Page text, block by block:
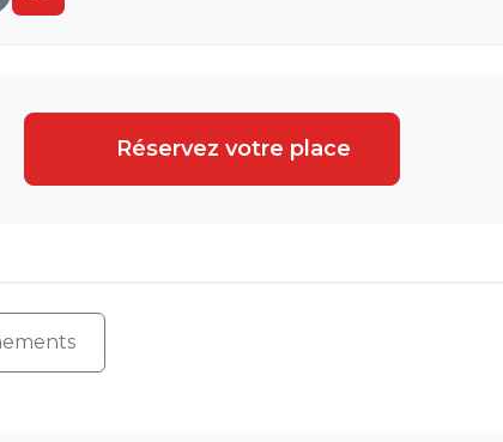
Réservez votre place